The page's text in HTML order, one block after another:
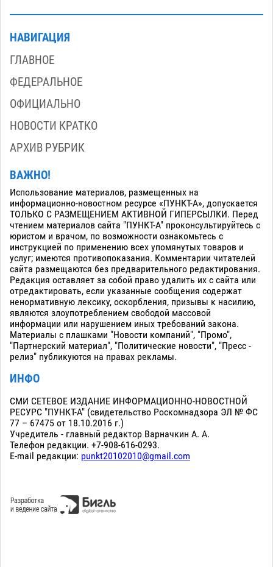
НАВИГАЦИЯ
ГЛАВНОЕ
ФЕДЕРАЛЬНОЕ
ОФИЦИАЛЬНО
НОВОСТИ КРАТКО
АРХИВ РУБРИК
ВАЖНО!
Использование материалов, размещенных на
информационно-новостном ресурсе «ПУНКТ-А», допускается
ТОЛЬКО С РАЗМЕЩЕНИЕМ АКТИВНОЙ ГИПЕРСЫЛКИ. Перед
чтением материалов сайта "ПУНКТ-А" проконсультируйтесь с
юристом и врачом, по возможности ознакомьтесь с
инструкцией по применению всех упомянутых товаров и
услуг; имеются противопоказания. Комментарии читателей
сайта размещаются без предварительного редактирования.
Редакция оставляет за собой право удалить их с сайта или
отредактировать, если указанные сообщения содержат
ненормативную лексику, оскорбления, призывы к насилию,
являются злоупотреблением свободой массовой
информации или нарушением иных требований закона.
Материалы с плашками "Новости компаний", "Промо",
"Партнерский материал", "Политические новости", "Пресс -
релиз" публикуются на правах рекламы.
ИНФО
СМИ СЕТЕВОЕ ИЗДАНИЕ ИНФОРМАЦИОННО-НОВОСТНОЙ
РЕСУРС "ПУНКТ-А" (свидетельство Роскомнадзора ЭЛ № ФС
77 – 67475 от 18.10.2016 г.)
Учредитель - главный редактор Варначкин А. А.
Телефон редакции. +7-908-616-0293.
E-mail редакции: punkt20102010@gmail.com